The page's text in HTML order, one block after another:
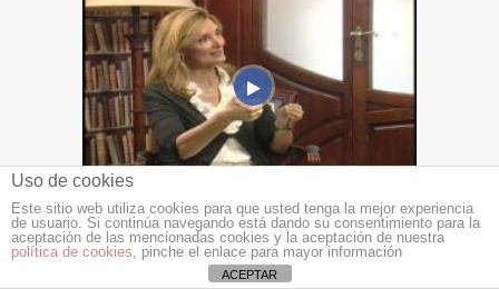
Café con Mila Cahue
Uso de cookies
Este sitio web utiliza cookies para que usted tenga la mejor experiencia
de usuario. Si continúa navegando está dando su consentimiento para la
aceptación de las mencionadas cookies y la aceptación de nuestra
política de cookies, pinche el enlace para mayor información
ACEPTAR